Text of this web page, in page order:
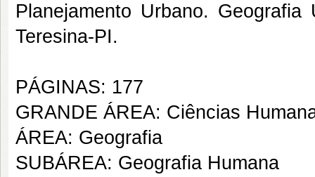
Planejamento Urbano.
Teresina-PI.
PÁGINAS: 177
GRANDE ÁREA: Ciências
ÁREA: Geografia
SUBÁREA: Geografia Humana